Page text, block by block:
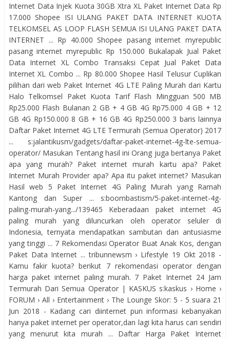
Internet Data Injek Kuota 30GB Xtra XL Paket Internet Data Rp
17.000 Shopee ISI ULANG PAKET DATA INTERNET KUOTA
TELKOMSEL AS LOOP FLASH SEMUA ISI ULANG PAKET DATA
INTERNET ... Rp 40.000 Shopee pasang internet myrepublic
pasang internet myrepublic Rp 150.000 Bukalapak Jual Paket
Data Internet XL Combo Transaksi Cepat Jual Paket Data
Internet XL Combo ... Rp 80.000 Shopee Hasil Telusur Cuplikan
pilihan dari web Paket Internet 4G LTE Paling Murah dari Kartu
Halo Telkomsel Paket Kuota Tarif Flash Mingguan 500 MB
Rp25.000 Flash Bulanan 2 GB + 4 GB 4G Rp75.000 4 GB + 12
GB 4G Rp150.000 8 GB + 16 GB 4G Rp250.000 3 baris lainnya
Daftar Paket Internet 4G LTE Termurah (Semua Operator) 2017
... s:jalantikusm/gadgets/daftar-paket-internet-4g-lte-semua-
operator/ Masukan Tentang hasil ini Orang juga bertanya Paket
apa yang murah? Paket internet murah kartu apa? Paket
Internet Murah Provider apa? Apa itu paket internet? Masukan
Hasil web 5 Paket Internet 4G Paling Murah yang Ramah
Kantong dan Super ... s:boombastism/5-paket-internet-4g-
paling-murah-yang.../139465 Keberadaan paket internet 4G
paling murah yang diluncurkan oleh operator seluler di
Indonesia, ternyata mendapatkan sambutan dan antusiasme
yang tinggi ... 7 Rekomendasi Operator Buat Anak Kos, dengan
Paket Data Internet ... tribunnewsm › Lifestyle 19 Okt 2018 -
Kamu fakir kuota? berikut 7 rekomendasi operator dengan
harga paket internet paling murah. 7 Paket Internet 24 Jam
Termurah Dari Semua Operator | KASKUS s:kaskus › Home ›
FORUM › All › Entertainment › The Lounge Skor: 5 - ‎5 suara 21
Jun 2018 - Kadang cari diinternet pun informasi kebanyakan
hanya paket internet per operator,dan lagi kita harus cari sendiri
yang menurut kita murah ... Daftar Harga Paket Internet